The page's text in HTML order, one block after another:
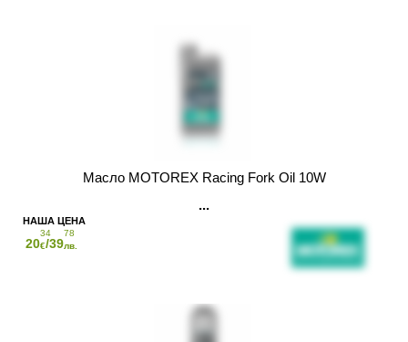
Масло MOTOREX Racing Fork Oil 10W
20
34
€/39
78
лв.